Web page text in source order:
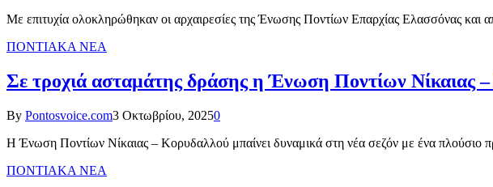
Με επιτυχία ολοκληρώθηκαν οι αρχαιρεσίες της Ένωσης Ποντίων Επαρχίας Ελασσόνας
ΠΟΝΤΙΑΚΑ ΝΕΑ
Σε τροχιά ασταμάτης δράσης η Ένωση Ποντίων Νίκαιας
By Pontosvoice.com3 Οκτωβρίου, 20250
Η Ένωση Ποντίων Νίκαιας – Κορυδαλλού μπαίνει δυναμικά στη νέα σεζόν με ένα
ΠΟΝΤΙΑΚΑ ΝΕΑ